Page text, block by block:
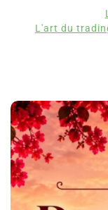
L'art du